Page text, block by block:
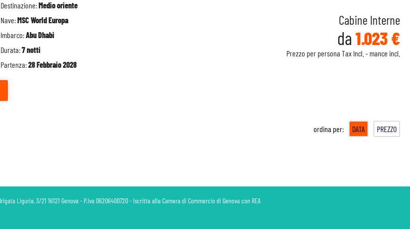
Destinazione:Medio oriente
Nave:MSC World Europa
Imbarco:Abu Dhabi
Durata:7 notti
Partenza:28 Febbraio 2028
Cabine Interne
da 1.023 €
Prezzo per persona Tax Incl. - mance incl.
ordina per: DATA PREZZO
Liguria, 3/21 16121 Genova - P.Iva 06206400720 - Iscritta alla Camera di Commercio di Genova con REA